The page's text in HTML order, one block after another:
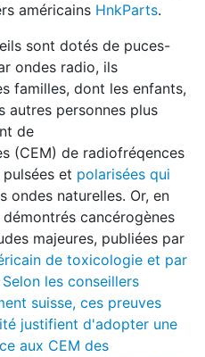
américains HnkParts.
sont dotés de puces-
ondes radio, ils
familles, dont les enfants,
autres personnes plus
de
(CEM) de radiofréqences
et polarisées qui
ondes naturelles. Or, en
cancérogènes
majeures, publiées par
de toxicologie et par
Selon les conseillers
suisse, ces preuves
justifient d'adopter une
aux CEM des